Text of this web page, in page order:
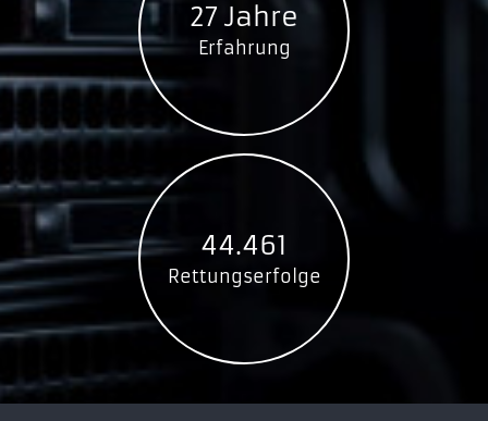
27 Jahre
Erfahrung
44.461
Rettungserfolge